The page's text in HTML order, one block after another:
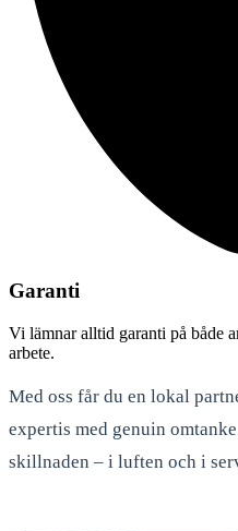
Garanti
Vi lämnar alltid garanti på både
arbete.
Med oss får du en lokal
expertis med genuin
skillnaden – i luften och i